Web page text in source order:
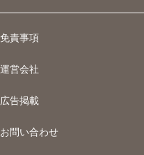
免責事項
運営会社
広告掲載
お問い合わせ